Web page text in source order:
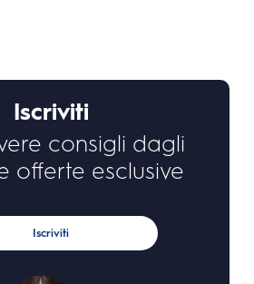
Iscriviti
consigli dagli
offerte esclusive
Iscriviti